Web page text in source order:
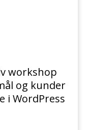
workshop
og kunder
i WordPress